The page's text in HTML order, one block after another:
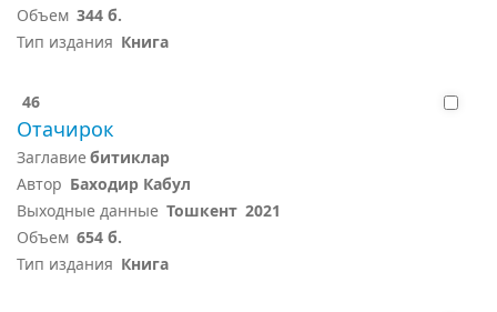
Объем 344 б.
Тип издания Книга
46
Отачирок
Заглавиебитиклар
Автор Баходир Кабул
Выходные данные Тошкент 2021
Объем 654 б.
Тип издания Книга